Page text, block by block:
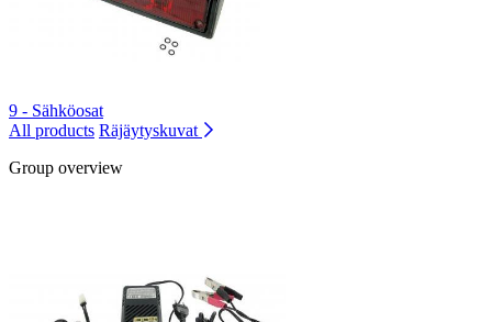
9 - Sähköosat
All products Räjäytyskuvat
Group overview